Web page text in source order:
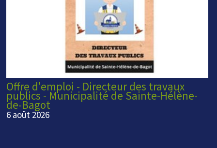
Offre d'emploi - Directeur des travaux
publics - Municipalité de Sainte-Hélène-
de-Bagot
6 août 2026